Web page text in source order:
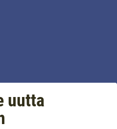
uutta